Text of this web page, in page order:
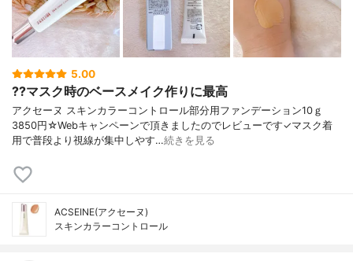
5.00
??マスク時のベースメイク作りに最高
アクセーヌ スキンカラーコントロール部分用ファンデーション10ｇ
3850円☆Webキャンペーンで頂きましたのでレビューです✓マスク着
用で普段より視線が集中しやす…続きを見る
ACSEINE(アクセーヌ)
スキンカラーコントロール